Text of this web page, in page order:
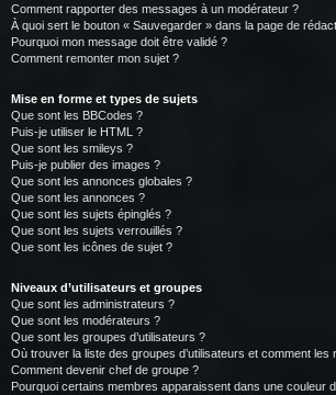
Comment rapporter des messages à un modérateur ?
À quoi sert le bouton « Sauvegarder » dans la page de
Pourquoi mon message doit être validé ?
Comment remonter mon sujet ?
Mise en forme et types de sujets
Que sont les BBCodes ?
Puis-je utiliser le HTML ?
Que sont les smileys ?
Puis-je publier des images ?
Que sont les annonces globales ?
Que sont les annonces ?
Que sont les sujets épinglés ?
Que sont les sujets verrouillés ?
Que sont les icônes de sujet ?
Niveaux d’utilisateurs et groupes
Que sont les administrateurs ?
Que sont les modérateurs ?
Que sont les groupes d’utilisateurs ?
Où trouver la liste des groupes d’utilisateurs et comment les
Comment devenir chef de groupe ?
Pourquoi certains membres apparaissent dans une couleur